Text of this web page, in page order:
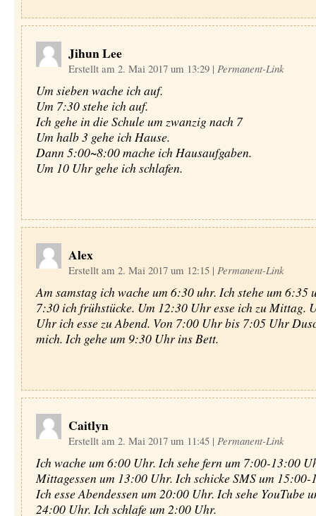
Jihun Lee
Erstellt am 2. Mai 2017 um 13:29 | Permanent-Link
Um sieben wache ich auf.
Um 7:30 stehe ich auf.
Ich gehe in die Schule um zwanzig nach 7
Um halb 3 gehe ich Hause.
Dann 5:00~8:00 mache ich Hausaufgaben.
Um 10 Uhr gehe ich schlafen.
Alex
Erstellt am 2. Mai 2017 um 12:15 | Permanent-Link
Am samstag ich wache um 6:30 uhr. Ich stehe um 6:35
7:30 ich frühstücke. Um 12:30 Uhr esse ich zu Mittag.
Uhr ich esse zu Abend. Von 7:00 Uhr bis 7:05 Uhr
mich. Ich gehe um 9:30 Uhr ins Bett.
Caitlyn
Erstellt am 2. Mai 2017 um 11:45 | Permanent-Link
Ich wache um 6:00 Uhr. Ich sehe fern um 7:00-13:00
Mittagessen um 13:00 Uhr. Ich schicke SMS um
Ich esse Abendessen um 20:00 Uhr. Ich sehe YouTube
24:00 Uhr. Ich schlafe um 2:00 Uhr.